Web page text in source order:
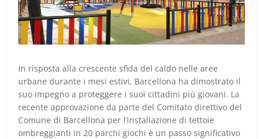
In risposta alla crescente sfida del caldo nelle aree
urbane durante i mesi estivi, Barcellona ha dimostrato il
suo impegno a proteggere i suoi cittadini più giovani. La
recente approvazione da parte del Comitato direttivo del
Comune di Barcellona per l’installazione di tettoie
ombreggianti in 20 parchi giochi è un passo significativo